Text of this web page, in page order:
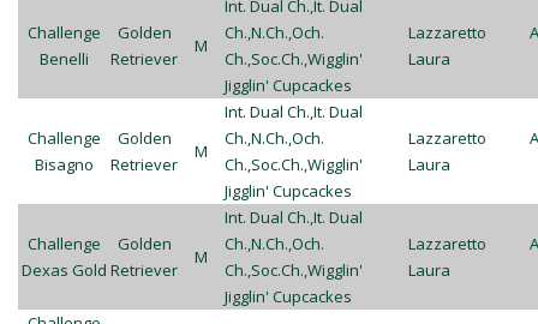
Challenge
Benelli
Golden
Retriever
M
Int. Dual Ch.,It. Dual
Ch.,N.Ch.,Och.
Ch.,Soc.Ch.,Wigglin'
Jigglin' Cupcackes
Lazzaretto
Laura
Challenge
Bisagno
Golden
Retriever
M
Int. Dual Ch.,It. Dual
Ch.,N.Ch.,Och.
Ch.,Soc.Ch.,Wigglin'
Jigglin' Cupcackes
Lazzaretto
Laura
Challenge
Dexas Gold
Golden
Retriever
M
Int. Dual Ch.,It. Dual
Ch.,N.Ch.,Och.
Ch.,Soc.Ch.,Wigglin'
Jigglin' Cupcackes
Lazzaretto
Laura